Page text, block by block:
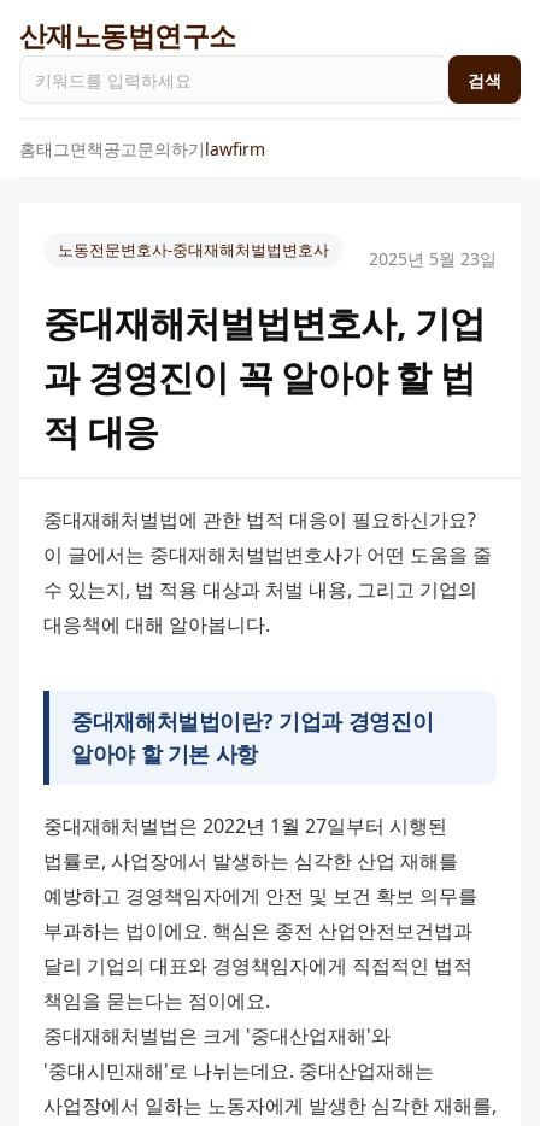
산재노동법연구소
검색
홈태그면책공고문의하기lawfirm
노동전문변호사-중대재해처벌법변호사 2025년 5월 23일
중대재해처벌법변호사, 기업
과 경영진이 꼭 알아야 할 법
적 대응
중대재해처벌법에 관한 법적 대응이 필요하신가요?
이 글에서는 중대재해처벌법변호사가 어떤 도움을 줄
수 있는지, 법 적용 대상과 처벌 내용, 그리고 기업의
대응책에 대해 알아봅니다.
중대재해처벌법이란? 기업과 경영진이
알아야 할 기본 사항
중대재해처벌법은 2022년 1월 27일부터 시행된
법률로, 사업장에서 발생하는 심각한 산업 재해를
예방하고 경영책임자에게 안전 및 보건 확보 의무를
부과하는 법이에요. 핵심은 종전 산업안전보건법과
달리 기업의 대표와 경영책임자에게 직접적인 법적
책임을 묻는다는 점이에요.
중대재해처벌법은 크게 '중대산업재해'와
'중대시민재해'로 나뉘는데요. 중대산업재해는
사업장에서 일하는 노동자에게 발생한 심각한 재해를,